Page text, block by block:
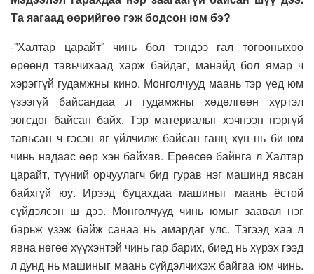
Та яагаад өөрийгөө гэж бодсон юм бэ?
-”Халтар царайт” чинь бол тэндээ гал тогооныхоо
өрөөнд тавьчихаад харж байдаг, манайд бол ямар ч
хэрэггүй гудамжны кино. Монголчууд маань тэр үед юм
үзээгүй байсандаа л гудамжны хөдөлгөөн хүртэл
зогсдог байсан байх. Тэр материалыг хэчнээн нэргүй
тавьсан ч гэсэн яг үйлчилж байсан ганц хүн нь би юм
чинь надаас өөр хэн байхав. Ерөөсөө байнга л Халтар
царайт, түүний орчуулагч бид гурав нэг машинд явсан
байхгүй юу. Ирээд буцахдаа машиныг маань ёстой
сүйдэлсэн ш дээ. Монголчууд чинь юмыг заавал нэг
барьж үзэж байж санаа нь амардаг улс. Тэгээд хаа л
явна нөгөө хүүхэнтэй чинь гар барих, биед нь хүрэх гээд
л дунд нь машиныг маань сүйдэлчихэж байгаа юм чинь.